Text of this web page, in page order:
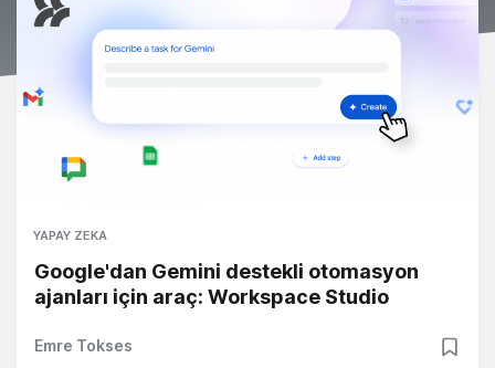
YAPAY ZEKA
Google'dan Gemini destekli otomasyon
ajanları için araç: Workspace Studio
Emre Tokses